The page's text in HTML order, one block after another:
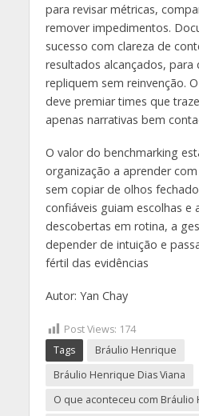
para revisar métricas,
remover impedimentos.
sucesso com clareza de
resultados alcançados, para
repliquem sem reinvenção.
deve premiar times que
apenas narrativas bem
O valor do benchmarking
organização a aprender
sem copiar de olhos
confiáveis guiam escolhas e
descobertas em rotina, a
depender de intuição e
fértil das evidências
Autor: Yan Chay
Post Views: 174
Tags
Bráulio Henrique
Bráulio Henrique Dias Viana
O que aconteceu com Bráulio